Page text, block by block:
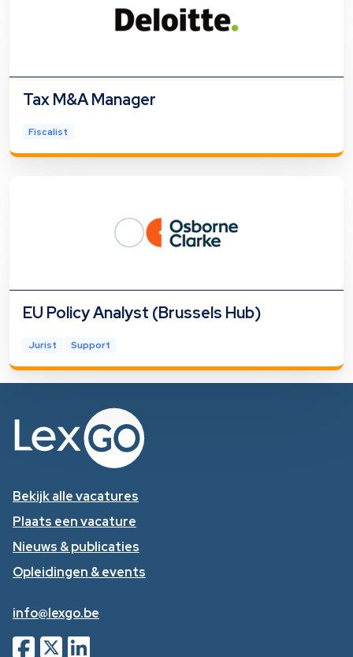
Tax M&A Manager
Fiscalist
EU Policy Analyst (Brussels Hub)
Jurist Support
Bekijk alle vacatures
Plaats een vacature
Nieuws & publicaties
Opleidingen & events
info@lexgo.be